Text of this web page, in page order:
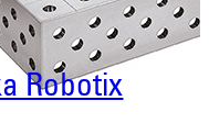
Robotix